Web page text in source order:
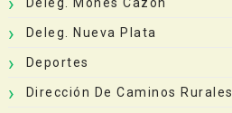
Deleg. Nueva Plata
Deportes
Dirección De Caminos Rurales